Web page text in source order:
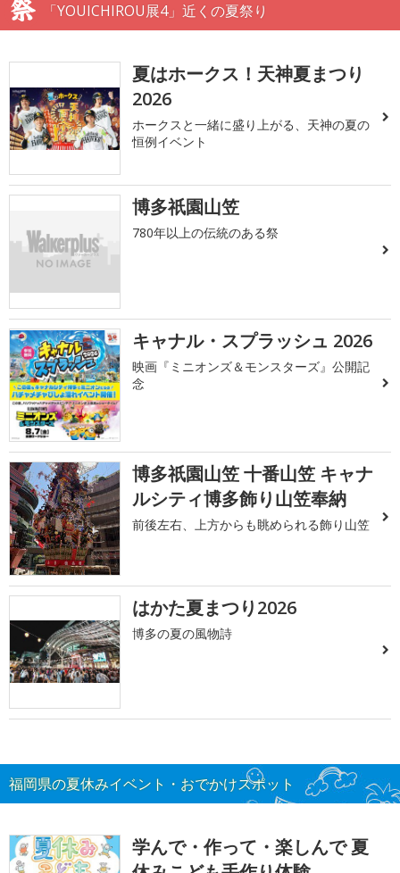
「YOUICHIROU展4」近くの夏祭り
夏はホークス！天神夏まつり
2026
ホークスと一緒に盛り上がる、天神の夏の
恒例イベント
博多祇園山笠
780年以上の伝統のある祭
キャナル・スプラッシュ 2026
映画『ミニオンズ＆モンスターズ』公開記
念
博多祇園山笠 十番山笠 キャナ
ルシティ博多飾り山笠奉納
前後左右、上方からも眺められる飾り山笠
はかた夏まつり2026
博多の夏の風物詩
福岡県の夏休みイベント・おでかけスポット
学んで・作って・楽しんで 夏